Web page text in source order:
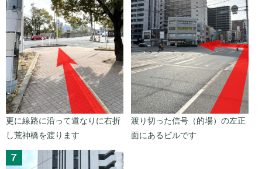
更に線路に沿って道なりに右折
し荒神橋を渡ります
渡り切った信号（的場）の左正
面にあるビルです